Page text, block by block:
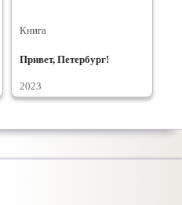
Книга
Привет, Петербург!
2023